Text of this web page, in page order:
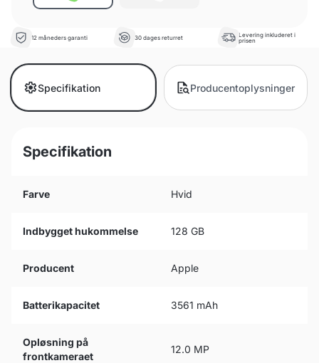
12 måneders garanti 30 dages returret
Levering inkluderet i
prisen
Specifikation Producentoplysninger
Specifikation
Farve Hvid
Indbygget hukommelse 128 GB
Producent Apple
Batterikapacitet 3561 mAh
Opløsning på
frontkameraet
12.0 MP